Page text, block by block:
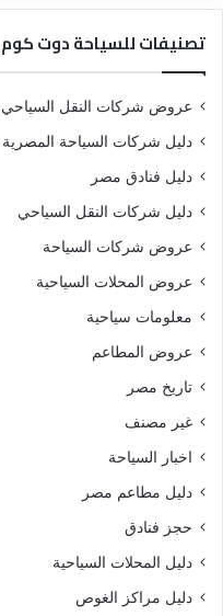
تصنيفات للسياحة دوت كوم
عروض شركات النقل السياحي
دليل شركات السياحة المصرية
دليل فنادق مصر
دليل شركات النقل السياحي
عروض شركات السياحة
عروض المحلات السياحية
معلومات سياحية
عروض المطاعم
تاريخ مصر
غير مصنف
اخبار السياحة
دليل مطاعم مصر
حجز فنادق
دليل المحلات السياحية
دليل مراكز الغوص